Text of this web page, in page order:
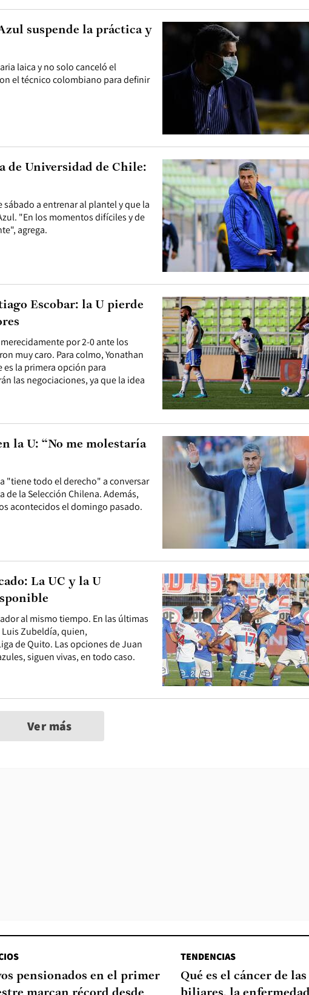
laica y no solo canceló el
el técnico colombiano para definir
suspende la práctica y
sábado a entrenar al plantel y que la
"En los momentos difíciles y de
agrega.
de Universidad de Chile:
por 2-0 ante los
muy caro. Para colmo, Yonathan
es la primera opción para
las negociaciones, ya que la idea
Escobar: la U pierde
"tiene todo el derecho" a conversar
de la Selección Chilena. Además,
acontecidos el domingo pasado.
la U: “No me molestaría
al mismo tiempo. En las últimas
Zubeldía, quien,
de Quito. Las opciones de Juan
siguen vivas, en todo caso.
La UC y la U
Ver más
pensionados en el primer
TENDENCIAS
Qué es el cáncer de